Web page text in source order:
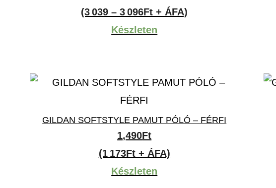
3,860Ft
(3 039 – 3 096Ft + ÁFA)
Készleten
GILDAN SOFTSTYLE PAMUT PÓLÓ – FÉRFI
1,490Ft
(1 173Ft + ÁFA)
Készleten